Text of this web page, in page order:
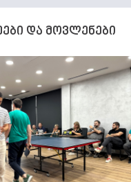
და მოვლენები